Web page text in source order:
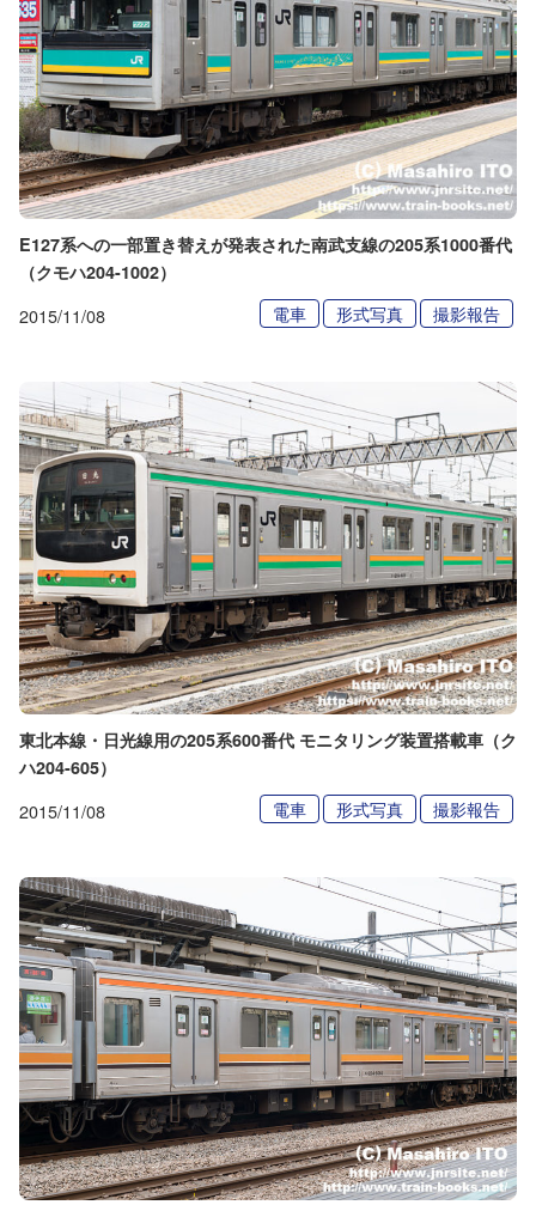
E127系への一部置き替えが発表された南武支線の205系1000番代
（クモハ204-1002）
2015/11/08 電車 形式写真 撮影報告
東北本線・日光線用の205系600番代 モニタリング装置搭載車（ク
ハ204-605）
2015/11/08 電車 形式写真 撮影報告